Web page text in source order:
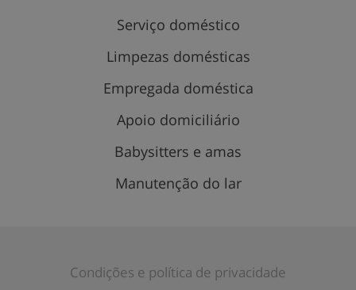
Serviço doméstico
Limpezas domésticas
Empregada doméstica
Apoio domiciliário
Babysitters e amas
Manutenção do lar
Condições e política de privacidade